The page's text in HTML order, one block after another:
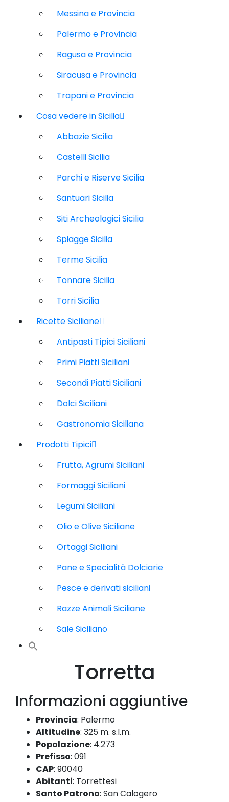
Messina e Provincia
Palermo e Provincia
Ragusa e Provincia
Siracusa e Provincia
Trapani e Provincia
Cosa vedere in Sicilia
Abbazie Sicilia
Castelli Sicilia
Parchi e Riserve Sicilia
Santuari Sicilia
Siti Archeologici Sicilia
Spiagge Sicilia
Terme Sicilia
Tonnare Sicilia
Torri Sicilia
Ricette Siciliane
Antipasti Tipici Siciliani
Primi Piatti Siciliani
Secondi Piatti Siciliani
Dolci Siciliani
Gastronomia Siciliana
Prodotti Tipici
Frutta, Agrumi Siciliani
Formaggi Siciliani
Legumi Siciliani
Olio e Olive Siciliane
Ortaggi Siciliani
Pane e Specialità Dolciarie
Pesce e derivati siciliani
Razze Animali Siciliane
Sale Siciliano
Torretta
Informazioni aggiuntive
Provincia: Palermo
Altitudine: 325 m. s.l.m.
Popolazione: 4.273
Prefisso: 091
CAP: 90040
Abitanti: Torrettesi
Santo Patrono: San Calogero